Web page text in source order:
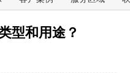
型和用途？